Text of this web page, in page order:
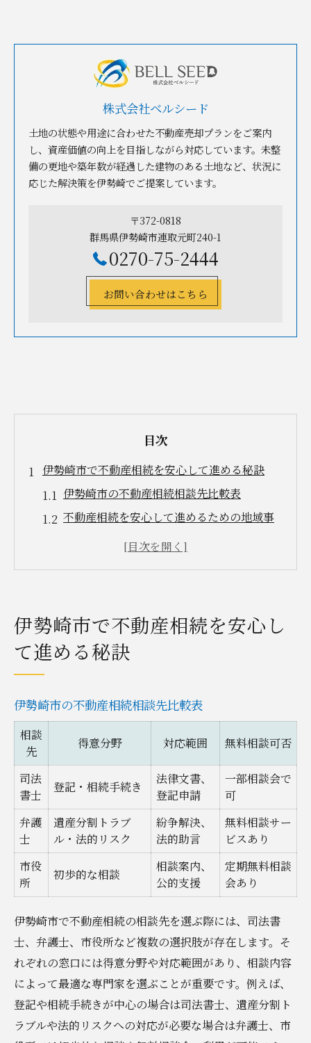
株式会社ベルシード
土地の状態や用途に合わせた不動産売却プランをご案内
し、資産価値の向上を目指しながら対応しています。未整
備の更地や築年数が経過した建物のある土地など、状況に
応じた解決策を伊勢崎でご提案しています。
〒372-0818
群馬県伊勢崎市連取元町240-1
0270-75-2444
お問い合わせはこちら
目次
伊勢崎市で不動産相続を安心して進める秘訣
伊勢崎市の不動産相続相談先比較表
不動産相続を安心して進めるための地域事
認
相続トラブルを未然に防ぐための実践ポイ
法律相談で解決できる不動産相続の主な事
例一覧
不動産相続に法律相談が効果的な理由とは
法律相談を受ける前に整理しておきたい内
容
無料法律相談を活用するための準備方法
不動産相続の悩みを相談できる窓口の特徴
無料相談を不動産相続に生かす賢い進め方
伊勢崎市の無料相談窓口一覧と特徴まとめ
無料相談を活用した不動産相続の成功パタ
ーン
不動産相続の無料相談を利用する際の注意
点
無料相談でよくある相続相談内容とは
無料法律相談の予約方法と流れ
伊勢崎市で不動産相続を安心し
て進める秘訣
伊勢崎市の不動産相続相談先比較表
相談
先
得意分野 対応範囲 無料相談可否
司法
書士
登記・相続手続き
法律文書、
登記申請
一部相談会で
可
弁護
士
遺産分割トラブ
ル・法的リスク
紛争解決、
法的助言
無料相談サー
ビスあり
市役
所
初歩的な相談
相談案内、
公的支援
定期無料相談
会あり
伊勢崎市で不動産相続の相談先を選ぶ際には、司法書
士、弁護士、市役所など複数の選択肢が存在します。そ
れぞれの窓口には得意分野や対応範囲があり、相談内容
によって最適な専門家を選ぶことが重要です。例えば、
登記や相続手続きが中心の場合は司法書士、遺産分割ト
ラブルや法的リスクへの対応が必要な場合は弁護士、市